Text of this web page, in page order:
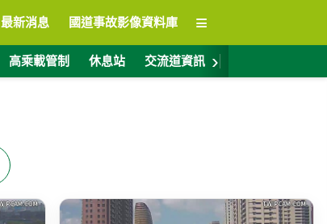
最新消息 國道事故影像資料庫 ≡
高乘載管制 休息站 交流道資訊 ›